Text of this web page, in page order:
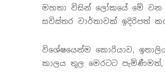
මහතා විසින් ලෝකයේ මේ වන
සවිස්තර වාර්තාවක් ඉදිරිපත්
විශේෂයෙන්ම කොරියාව,
කාලය තුල මෙරටට